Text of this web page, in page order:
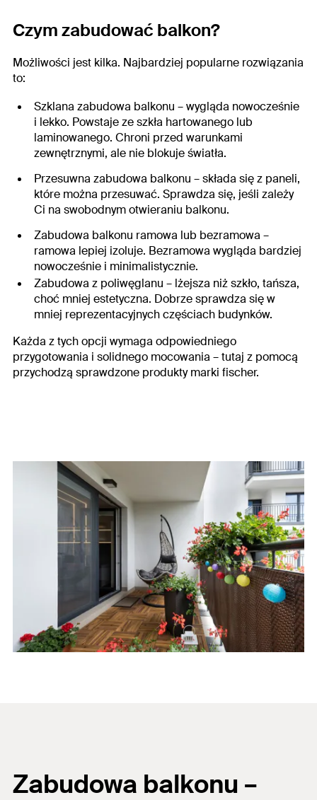
Czym zabudować balkon?
Możliwości jest kilka. Najbardziej popularne rozwiązania
to:
Szklana zabudowa balkonu – wygląda nowocześnie
i lekko. Powstaje ze szkła hartowanego lub
laminowanego. Chroni przed warunkami
zewnętrznymi, ale nie blokuje światła.
Przesuwna zabudowa balkonu – składa się z paneli,
które można przesuwać. Sprawdza się, jeśli zależy
Ci na swobodnym otwieraniu balkonu.
Zabudowa balkonu ramowa lub bezramowa –
ramowa lepiej izoluje. Bezramowa wygląda bardziej
nowocześnie i minimalistycznie.
Zabudowa z poliwęglanu – lżejsza niż szkło, tańsza,
choć mniej estetyczna. Dobrze sprawdza się w
mniej reprezentacyjnych częściach budynków.
Każda z tych opcji wymaga odpowiedniego
przygotowania i solidnego mocowania – tutaj z pomocą
przychodzą sprawdzone produkty marki fischer.
Zabudowa balkonu –